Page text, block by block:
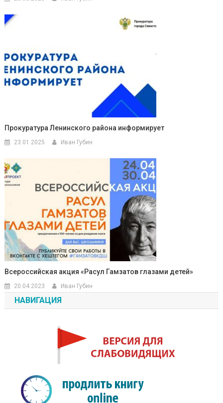
Прокуратура Ленинского района информирует
23.01.2025 Иван Губин
Всероссийская акция «Расул Гамзатов глазами детей»
20.04.2023 Иван Губин
НАВИГАЦИЯ